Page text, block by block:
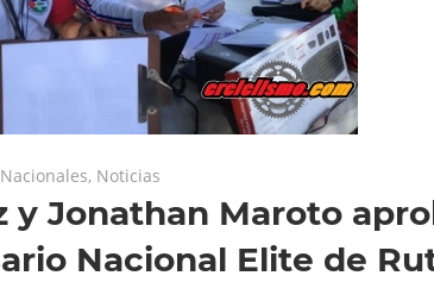
Nacionales, Noticias
y Jonathan Maroto
Nacional Elite de